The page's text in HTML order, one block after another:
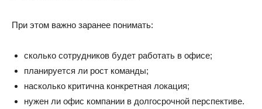
При этом важно заранее понимать:
сколько сотрудников будет работать в офисе;
планируется ли рост команды;
насколько критична конкретная локация;
нужен ли офис компании в долгосрочной перспективе.